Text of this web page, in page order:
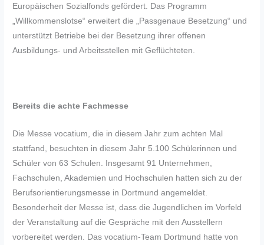
Europäischen Sozialfonds gefördert. Das Programm
„Willkommenslotse“ erweitert die „Passgenaue Besetzung“ und
unterstützt Betriebe bei der Besetzung ihrer offenen
Ausbildungs- und Arbeitsstellen mit Geflüchteten.
Bereits die achte Fachmesse
Die Messe vocatium, die in diesem Jahr zum achten Mal
stattfand, besuchten in diesem Jahr 5.100 Schülerinnen und
Schüler von 63 Schulen. Insgesamt 91 Unternehmen,
Fachschulen, Akademien und Hochschulen hatten sich zu der
Berufsorientierungsmesse in Dortmund angemeldet.
Besonderheit der Messe ist, dass die Jugendlichen im Vorfeld
der Veranstaltung auf die Gespräche mit den Ausstellern
vorbereitet werden. Das vocatium-Team Dortmund hatte von